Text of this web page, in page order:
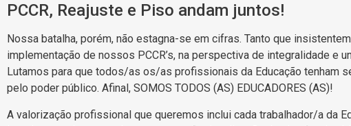
PCCR, Reajuste e Piso andam juntos!
Nossa batalha, porém, não estagna-se em cifras. Tanto que
implementação de nossos PCCR’s, na perspectiva de integralidade e
Lutamos para que todos/as os/as profissionais da Educação tenham
pelo poder público. Afinal, SOMOS TODOS (AS) EDUCADORES (AS)!
A valorização profissional que queremos inclui cada trabalhador/a da